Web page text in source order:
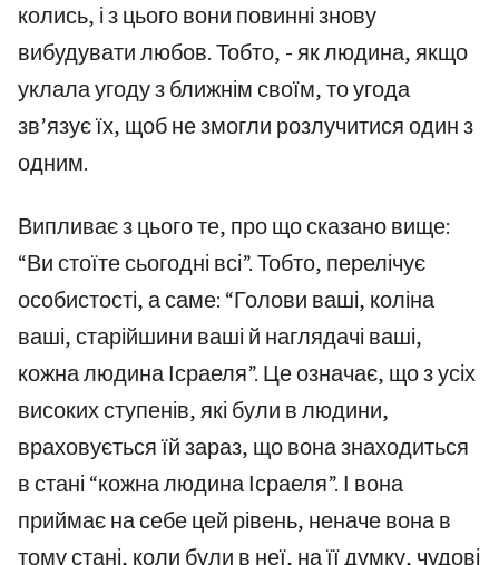
колись, і з цього вони повинні знову
вибудувати любов. Тобто, - як людина, якщо
уклала угоду з ближнім своїм, то угода
зв’язує їх, щоб не змогли розлучитися один з
одним.
Випливає з цього те, про що сказано вище:
“Ви стоїте сьогодні всі”. Тобто, перелічує
особистості, а саме: “Голови ваші, коліна
ваші, старійшини ваші й наглядачі ваші,
кожна людина Ісраеля”. Це означає, що з усіх
високих ступенів, які були в людини,
враховується їй зараз, що вона знаходиться
в стані “кожна людина Ісраеля”. І вона
приймає на себе цей рівень, неначе вона в
тому стані, коли були в неї, на її думку, чудові